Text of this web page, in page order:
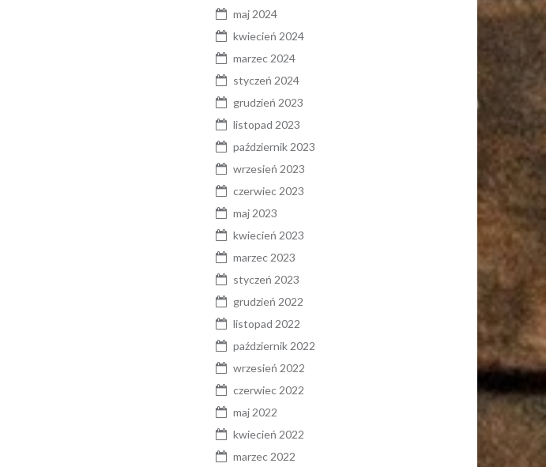
maj 2024
kwiecień 2024
marzec 2024
styczeń 2024
grudzień 2023
listopad 2023
październik 2023
wrzesień 2023
czerwiec 2023
maj 2023
kwiecień 2023
marzec 2023
styczeń 2023
grudzień 2022
listopad 2022
październik 2022
wrzesień 2022
czerwiec 2022
maj 2022
kwiecień 2022
marzec 2022